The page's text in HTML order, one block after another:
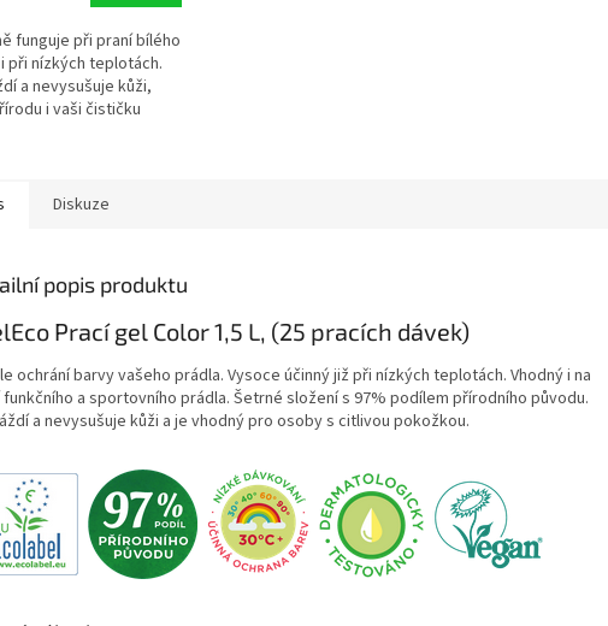
funguje při praní bílého
při nízkých teplotách.
a nevysušuje kůži,
i vaši čističku
Diskuze
popis produktu
Prací gel Color 1,5 L, (25 pracích dávek)
ochrání barvy vašeho prádla. Vysoce účinný již při nízkých teplotách. Vhodný i na
a sportovního prádla. Šetrné složení s 97% podílem přírodního původu.
a nevysušuje kůži a je vhodný pro osoby s citlivou pokožkou.